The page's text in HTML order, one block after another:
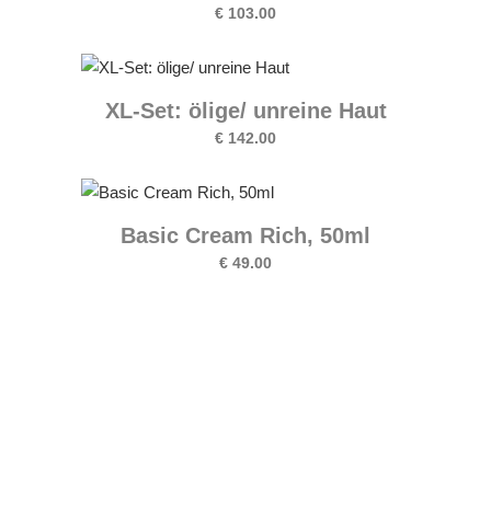
€ 103.00
XL-Set: ölige/ unreine Haut
€ 142.00
Basic Cream Rich, 50ml
€ 49.00